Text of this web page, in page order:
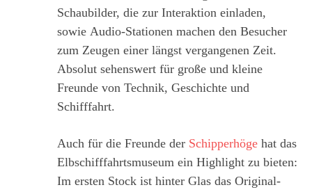
Schaubilder, die zur Interaktion einladen,
sowie Audio-Stationen machen den Besucher
zum Zeugen einer längst vergangenen Zeit.
Absolut sehenswert für große und kleine
Freunde von Technik, Geschichte und
Schifffahrt.
Auch für die Freunde der Schipperhöge hat das
Elbschifffahrtsmuseum ein Highlight zu bieten:
Im ersten Stock ist hinter Glas das Original-